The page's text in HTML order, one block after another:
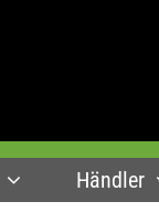
Händler